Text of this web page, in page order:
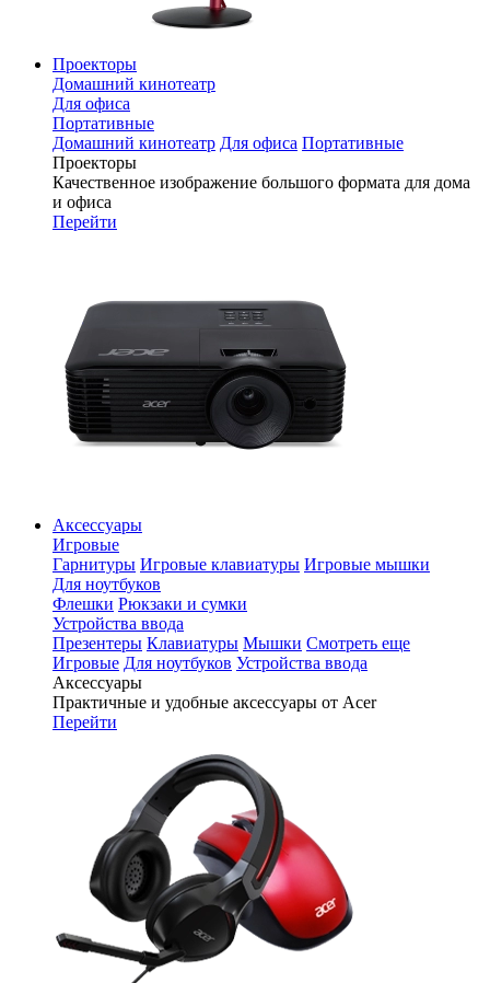
Проекторы
Домашний кинотеатр
Для офиса
Портативные
Домашний кинотеатр Для офиса Портативные
Проекторы
Качественное изображение большого формата для дома
и офиса
Перейти
Аксессуары
Игровые
Гарнитуры Игровые клавиатуры Игровые мышки
Для ноутбуков
Флешки Рюкзаки и сумки
Устройства ввода
Презентеры Клавиатуры Мышки Смотреть еще
Игровые Для ноутбуков Устройства ввода
Аксессуары
Практичные и удобные аксессуары от Acer
Перейти